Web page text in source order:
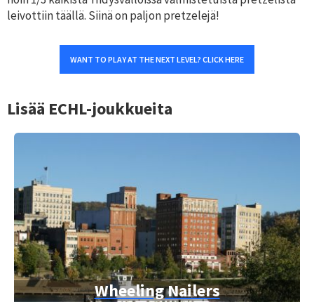
leivottiin täällä. Siinä on paljon pretzelejä!
WANT TO PLAY AT THE NEXT LEVEL? CLICK HERE
Lisää ECHL-joukkueita
Wheeling Nailers